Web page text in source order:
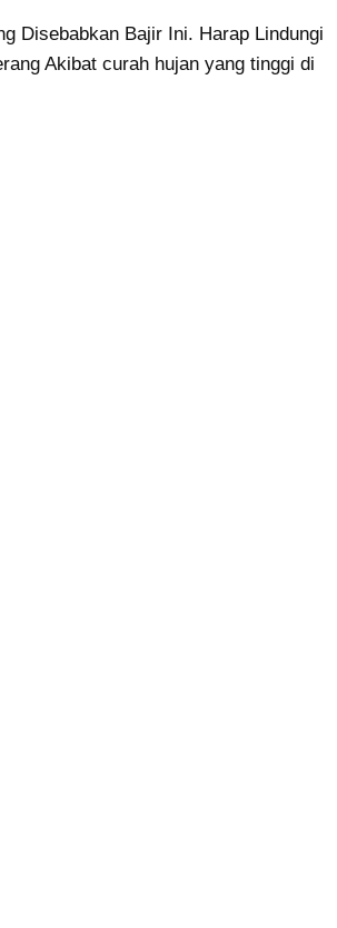
Disebabkan Bajir Ini. Harap Lindungi
Akibat curah hujan yang tinggi di